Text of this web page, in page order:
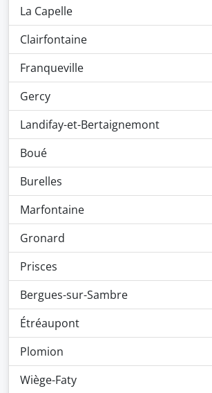
La Capelle
Clairfontaine
Franqueville
Gercy
Landifay-et-Bertaignemont
Boué
Burelles
Marfontaine
Gronard
Prisces
Bergues-sur-Sambre
Étréaupont
Plomion
Wiège-Faty